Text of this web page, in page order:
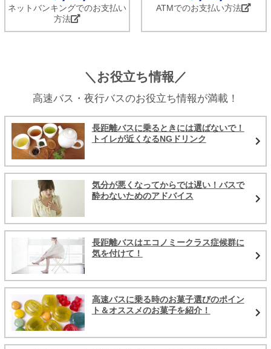
ネットバンキングでのお支払い
方法
ATMでのお支払い方法
＼お役立ち情報／
高速バス・夜行バスのお役立ち情報が満載！
長距離バスに乗るときには選ばないで！
トイレが近くなるNGドリンク
気分が悪くなってからでは遅い！バスで
酔わないためのアドバイス
長距離バスはエコノミークラス症候群に
気を付けて！
高速バスに乗る時のお菓子選びのポイン
ト＆オススメのお菓子を紹介！